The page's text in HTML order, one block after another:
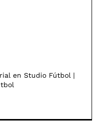
en Studio Fútbol |